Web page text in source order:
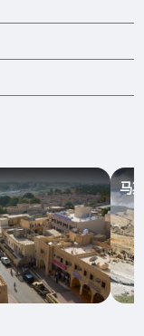
马